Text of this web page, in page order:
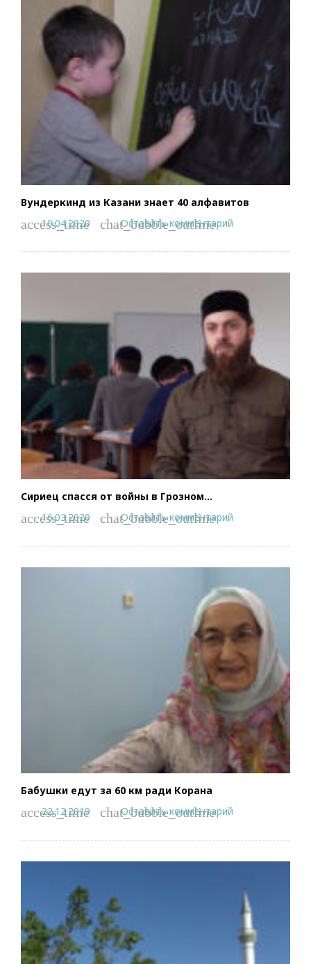
Вундеркинд из Казани знает 40 алфавитов
access_time
10.04.2020 chat_bubble_outline
Оставить комментарий
Сириец спасся от войны в Грозном…
access_time
16.03.2020 chat_bubble_outline
Оставить комментарий
Бабушки едут за 60 км ради Корана
access_time
22.12.2019 chat_bubble_outline
Оставить комментарий